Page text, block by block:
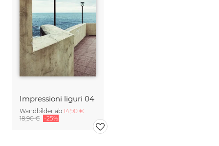
Impressioni liguri 04
Wandbilder ab 14,90 €
18,90 € -25%